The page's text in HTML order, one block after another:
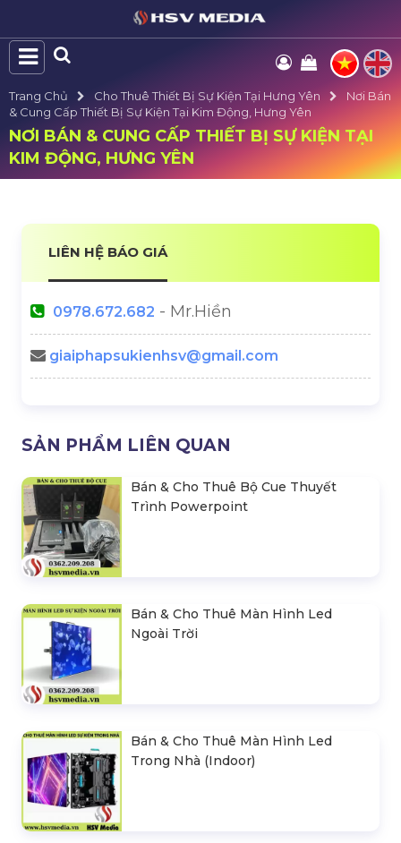
Trang Chủ Cho Thuê Thiết Bị Sự Kiện Tại Hưng Yên
Nơi Bán
& Cung Cấp Thiết Bị Sự Kiện Tại Kim Động, Hưng Yên
NƠI BÁN & CUNG CẤP THIẾT BỊ SỰ KIỆN TẠI
KIM ĐỘNG, HƯNG YÊN
LIÊN HỆ BÁO GIÁ
0978.672.682 - Mr.Hiền
giaiphapsukienhsv@gmail.com
SẢN PHẨM LIÊN QUAN
Bán & Cho Thuê Bộ Cue Thuyết
Trình Powerpoint
Bán & Cho Thuê Màn Hình Led
Ngoài Trời
Bán & Cho Thuê Màn Hình Led
Trong Nhà (Indoor)